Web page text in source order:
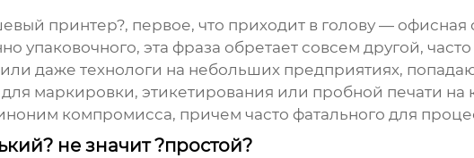
принтер?, первое, что приходит в голову — офисная
упаковочного, эта фраза обретает совсем другой,
даже технологи на небольших предприятиях,
маркировки, этикетирования или пробной печати на
компромисса, причем часто фатального для
не значит ?простой?